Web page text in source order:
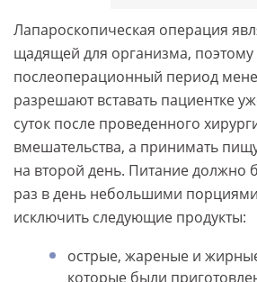
Лапароскопическая операция
щадящей для организма, поэтому
послеоперационный период
разрешают вставать пациентке
суток после проведенного
вмешательства, а принимать
на второй день. Питание должно
раз в день небольшими
исключить следующие продукты:
острые, жареные и
которые были